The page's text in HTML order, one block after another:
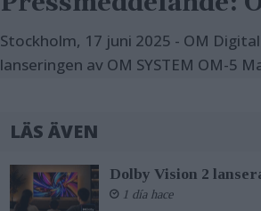
Stockholm, 17 juni 2025 - OM
lanseringen av OM SYSTEM OM-5
riktade uppgraderingar där de gör
kreatörer som lever för att vara
LÄS ÄVEN
Dolby Vision 2
1 día hace